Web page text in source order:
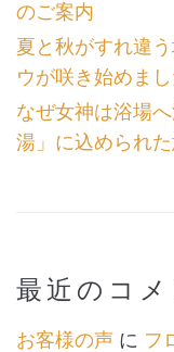
のご案内
夏と秋がすれ違
ウが咲き始めまし
なぜ女神は浴場
湯」に込められ
最近のコメ
お客様の声 に フ